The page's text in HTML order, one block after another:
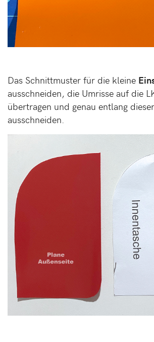
Das Schnittmuster für die kleine
ausschneiden, die Umrisse auf die
übertragen und genau entlang
ausschneiden.